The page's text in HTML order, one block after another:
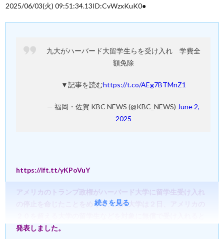
2025/06/03(火) 09:51:34.13ID:CvWzxKuK0●
九大がハーバード大留学生らを受け入れ 学費全
額免除
▼記事を読むhttps://t.co/AEg7BTMnZ1
— 福岡・佐賀 KBC NEWS (@KBC_NEWS) June 2,
2025
https://ift.tt/yKPoVuY
アメリカのトランプ政権がハーバード大学に留学生受け入れ
の停止を命じたことをめぐり、九州大学は２日、アメリカの
発表しました。
続きを見る